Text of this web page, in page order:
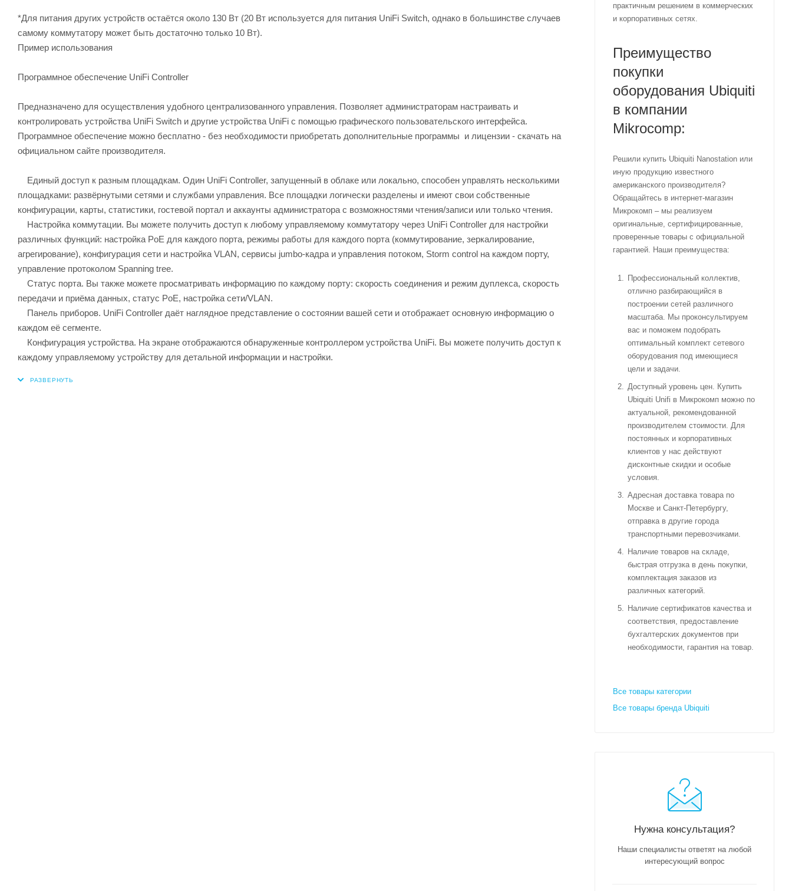
*Для питания других устройств остаётся около 130 Вт (20 Вт используется для питания UniFi Switch, однако в большинстве случаев
самому коммутатору может быть достаточно только 10 Вт).
Пример использования
Программное обеспечение UniFi Controller
Предназначено для осуществления удобного централизованного управления. Позволяет администраторам настраивать и
контролировать устройства UniFi Switch и другие устройства UniFi с помощью графического пользовательского интерфейса.
Программное обеспечение можно бесплатно - без необходимости приобретать дополнительные программы и лицензии - скачать на
официальном сайте производителя.
Единый доступ к разным площадкам. Один UniFi Controller, запущенный в облаке или локально, способен управлять несколькими
площадками: развёрнутыми сетями и службами управления. Все площадки логически разделены и имеют свои собственные
конфигурации, карты, статистики, гостевой портал и аккаунты администратора с возможностями чтения/записи или только чтения.
Настройка коммутации. Вы можете получить доступ к любому управляемому коммутатору через UniFi Controller для настройки
различных функций: настройка PoE для каждого порта, режимы работы для каждого порта (коммутирование, зеркалирование,
агрегирование), конфигурация сети и настройка VLAN, сервисы jumbo-кадра и управления потоком, Storm control на каждом порту,
управление протоколом Spanning tree.
Статус порта. Вы также можете просматривать информацию по каждому порту: скорость соединения и режим дуплекса, скорость
передачи и приёма данных, статус PoE, настройка сети/VLAN.
Панель приборов. UniFi Controller даёт наглядное представление о состоянии вашей сети и отображает основную информацию о
каждом её сегменте.
Конфигурация устройства. На экране отображаются обнаруженные контроллером устройства UniFi. Вы можете получить доступ к
каждому управляемому устройству для детальной информации и настройки.
практичным решением в коммерческих
и корпоративных сетях.
Преимущество
покупки
оборудования Ubiquiti
в компании
Mikrocomp:
Решили купить Ubiquiti Nanostation или
иную продукцию известного
американского производителя?
Обращайтесь в интернет-магазин
Микрокомп – мы реализуем
оригинальные, сертифицированные,
проверенные товары с официальной
гарантией. Наши преимущества:
Профессиональный коллектив,
отлично разбирающийся в
построении сетей различного
масштаба. Мы проконсультируем
вас и поможем подобрать
оптимальный комплект сетевого
оборудования под имеющиеся
цели и задачи.
Доступный уровень цен. Купить
Ubiquiti Unifi в Микрокомп можно по
актуальной, рекомендованной
производителем стоимости. Для
постоянных и корпоративных
клиентов у нас действуют
дисконтные скидки и особые
условия.
Адресная доставка товара по
Москве и Санкт-Петербургу,
отправка в другие города
транспортными перевозчиками.
Наличие товаров на складе,
быстрая отгрузка в день покупки,
комплектация заказов из
различных категорий.
Наличие сертификатов качества и
соответствия, предоставление
бухгалтерских документов при
необходимости, гарантия на товар.
Все товары категории
Все товары бренда Ubiquiti
Нужна консультация?
Наши специалисты ответят на любой
интересующий вопрос